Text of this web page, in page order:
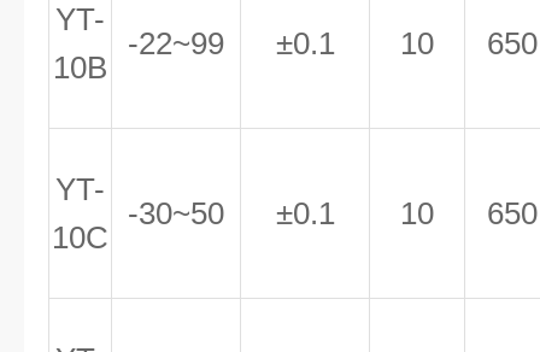
YT-
10B
-22~99 ±0.1 10 650
YT-
10C
-30~50 ±0.1 10 650